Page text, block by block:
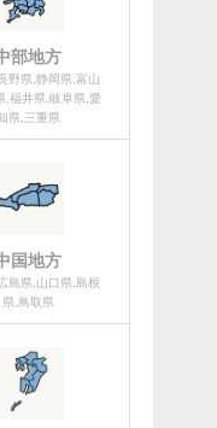
部地方
野県,静岡県,富山
,福井県,岐阜県,愛
県,三重県
国地方
島県,山口県,島根
県,鳥取県